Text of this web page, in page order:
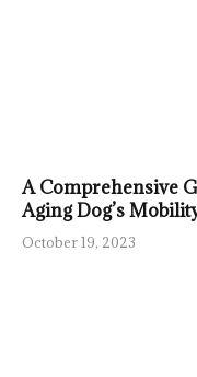
A Comprehensive
Aging Dog’s
October 19, 2023